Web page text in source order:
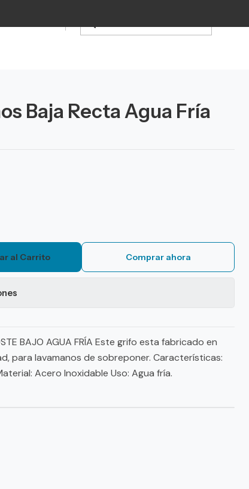
Baja Recta Agua Fría
al Carrito Comprar ahora
BAJO AGUA FRÍA Este grifo esta fabricado en
para lavamanos de sobreponer. Características:
Acero Inoxidable Uso: Agua fría.